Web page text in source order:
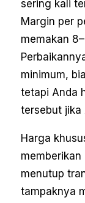
sering kali
Margin per
memakan
minimum,
tetapi Anda
tersebut jika
Harga
menutup
tampaknya